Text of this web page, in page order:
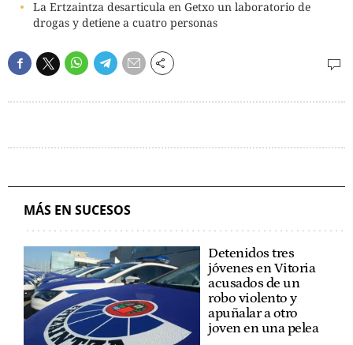
La Ertzaintza desarticula en Getxo un laboratorio de
drogas y detiene a cuatro personas
MÁS EN SUCESOS
Detenidos tres
jóvenes en Vitoria
acusados de un
robo violento y
apuñalar a otro
joven en una pelea